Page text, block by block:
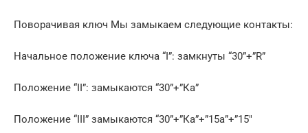
Поворачивая ключ Мы замыкаем следующие контакты:
Начальное положение ключа “I”: замкнуты “30”+”R”
Положение “II”: замыкаются “30”+”Кa”
Положение “III” замыкаются “30”+”Кa”+”15a”+”15″